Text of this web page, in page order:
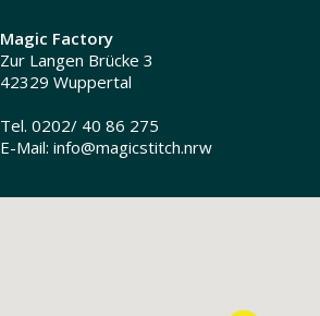
Magic Factory
Zur Langen Brücke 3
42329 Wuppertal
Tel. 0202/ 40 86 275
E-Mail: info@magicstitch.nrw